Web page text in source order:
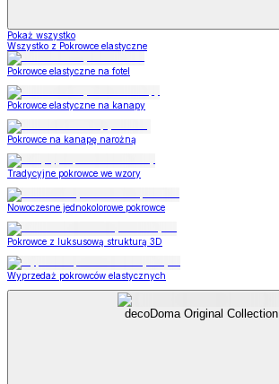
Pokaż wszystko
Wszystko z Pokrowce elastyczne
Pokrowce elastyczne na fotel
Pokrowce elastyczne na kanapy
Pokrowce na kanapę narożną
Tradycyjne pokrowce we wzory
Nowoczesne jednokolorowe pokrowce
Pokrowce z luksusową strukturą 3D
Wyprzedaż pokrowców elastycznych
decoDoma Original Collection